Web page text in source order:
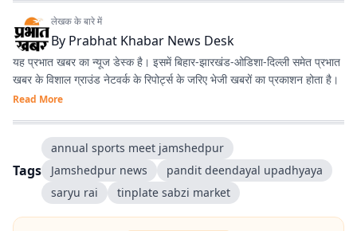
लेखक के बारे में
By Prabhat Khabar News Desk
यह प्रभात खबर का न्यूज डेस्क है। इसमें बिहार-झारखंड-ओडिशा-दिल्‍ली समेत प्रभात
खबर के विशाल ग्राउंड नेटवर्क के रिपोर्ट्स के जरिए भेजी खबरों का प्रकाशन होता है।
Read More
Tags
annual sports meet jamshedpur
Jamshedpur news
pandit deendayal upadhyaya
saryu rai
tinplate sabzi market